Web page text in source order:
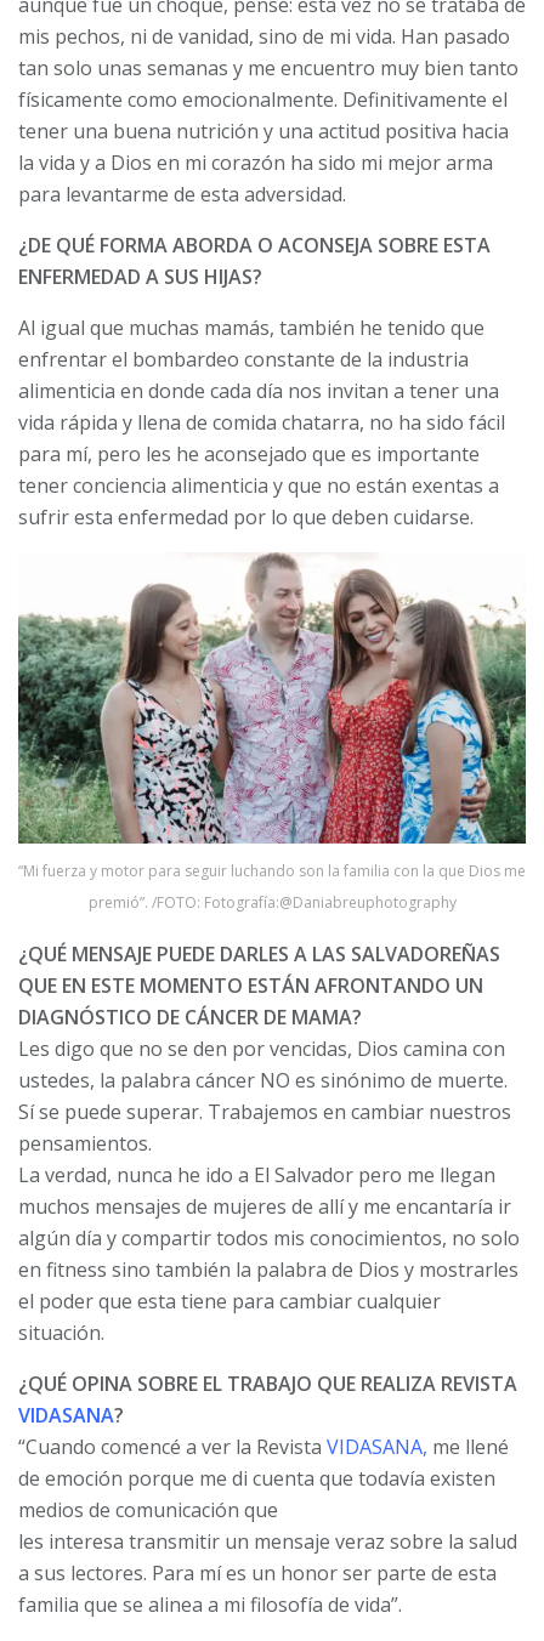
mis pechos, ni de vanidad, sino de mi vida. Han pasado
tan solo unas semanas y me encuentro muy bien tanto
físicamente como emocionalmente. Definitivamente el
tener una buena nutrición y una actitud positiva hacia
la vida y a Dios en mi corazón ha sido mi mejor arma
para levantarme de esta adversidad.
¿DE QUÉ FORMA ABORDA O ACONSEJA SOBRE ESTA
ENFERMEDAD A SUS HIJAS?
Al igual que muchas mamás, también he tenido que
enfrentar el bombardeo constante de la industria
alimenticia en donde cada día nos invitan a tener una
vida rápida y llena de comida chatarra, no ha sido fácil
para mí, pero les he aconsejado que es importante
tener conciencia alimenticia y que no están exentas a
sufrir esta enfermedad por lo que deben cuidarse.
“Mi fuerza y motor para seguir luchando son la familia con la que Dios me
premió”. /FOTO: Fotografía:@Daniabreuphotography
¿QUÉ MENSAJE PUEDE DARLES A LAS SALVADOREÑAS
QUE EN ESTE MOMENTO ESTÁN AFRONTANDO UN
DIAGNÓSTICO DE CÁNCER DE MAMA?
Les digo que no se den por vencidas, Dios camina con
ustedes, la palabra cáncer NO es sinónimo de muerte.
Sí se puede superar. Trabajemos en cambiar nuestros
pensamientos.
La verdad, nunca he ido a El Salvador pero me llegan
muchos mensajes de mujeres de allí y me encantaría ir
algún día y compartir todos mis conocimientos, no solo
en fitness sino también la palabra de Dios y mostrarles
el poder que esta tiene para cambiar cualquier
situación.
¿QUÉ OPINA SOBRE EL TRABAJO QUE REALIZA REVISTA
VIDASANA?
“Cuando comencé a ver la Revista VIDASANA, me llené
de emoción porque me di cuenta que todavía existen
medios de comunicación que
les interesa transmitir un mensaje veraz sobre la salud
a sus lectores. Para mí es un honor ser parte de esta
familia que se alinea a mi filosofía de vida”.